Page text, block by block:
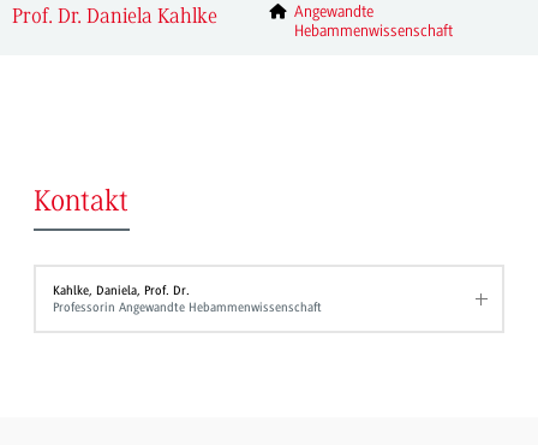
Prof. Dr. Daniela Kahlke
Angewandte
Hebammenwissenschaft
Kontakt
Kahlke, Daniela, Prof. Dr.
Professorin Angewandte Hebammenwissenschaft